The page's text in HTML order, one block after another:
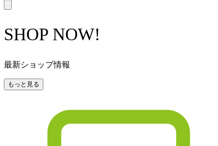
SHOP NOW!
最新ショップ情報
もっと見る